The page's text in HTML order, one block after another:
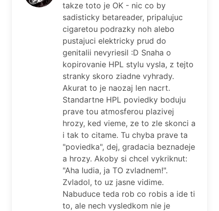
takze toto je OK - nic co by
sadisticky betareader, pripalujuc
cigaretou podrazky noh alebo
pustajuci elektricky prud do
genitalii nevyriesil :D Snaha o
kopirovanie HPL stylu vysla, z tejto
stranky skoro ziadne vyhrady.
Akurat to je naozaj len nacrt.
Standartne HPL poviedky boduju
prave tou atmosferou plazivej
hrozy, ked vieme, ze to zle skonci a
i tak to citame. Tu chyba prave ta
"poviedka", dej, gradacia beznadeje
a hrozy. Akoby si chcel vykriknut:
"Aha ludia, ja TO zvladnem!".
Zvladol, to uz jasne vidime.
Nabuduce teda rob co robis a ide ti
to, ale nech vysledkom nie je